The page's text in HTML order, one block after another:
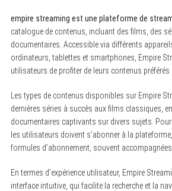
empire streaming est une plateforme de
catalogue de contenus, incluant des films, des
documentaires. Accessible via différents
ordinateurs, tablettes et smartphones, Empire
utilisateurs de profiter de leurs contenus préférés
Les types de contenus disponibles sur Empire
dernières séries à succès aux films classiques,
documentaires captivants sur divers sujets. Pour
les utilisateurs doivent s’abonner à la
formules d’abonnement, souvent
En termes d’expérience utilisateur, Empire
interface intuitive, qui facilite la recherche et la